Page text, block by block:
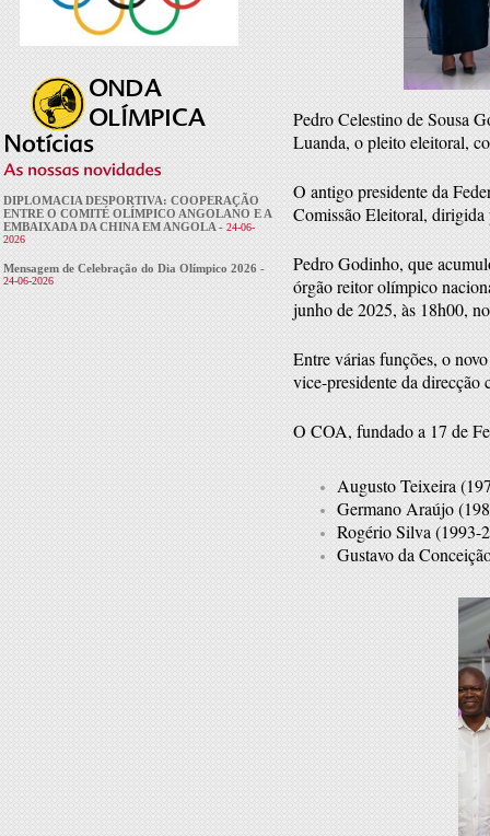
DIPLOMACIA DESPORTIVA: COOPERAÇÃO
ENTRE O COMITÉ OLÍMPICO ANGOLANO E A
EMBAIXADA DA CHINA EM ANGOLA - 24-06-
2026
Mensagem de Celebração do Dia Olímpico 2026 -
24-06-2026
Pedro Celestino de Sousa
Luanda, o pleito eleitoral,
O antigo presidente da
Comissão Eleitoral,
Pedro Godinho, que
órgão reitor olímpico
junho de 2025, às 18h00,
Entre várias funções, o
vice-presidente da direcção
O COA, fundado a 17 de
Augusto Teixeira
Germano Araújo
Rogério Silva (1993-
Gustavo da